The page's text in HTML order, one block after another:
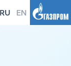
ПАО
RU EN